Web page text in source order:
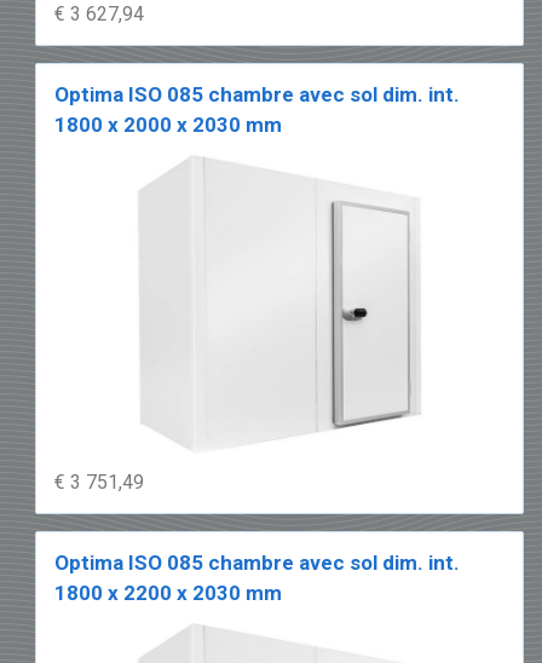
€ 3 627,94
Optima ISO 085 chambre avec sol dim. int.
1800 x 2000 x 2030 mm
€ 3 751,49
Optima ISO 085 chambre avec sol dim. int.
1800 x 2200 x 2030 mm